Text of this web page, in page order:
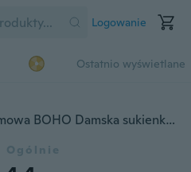
Logowanie
Ostatnio wyświetlane
Moda Damska sukienka firmowa BOHO Damska sukienka w paski Maxi Summer Beach Long Dress Plus rozmiar S-5XL
Ogólnie